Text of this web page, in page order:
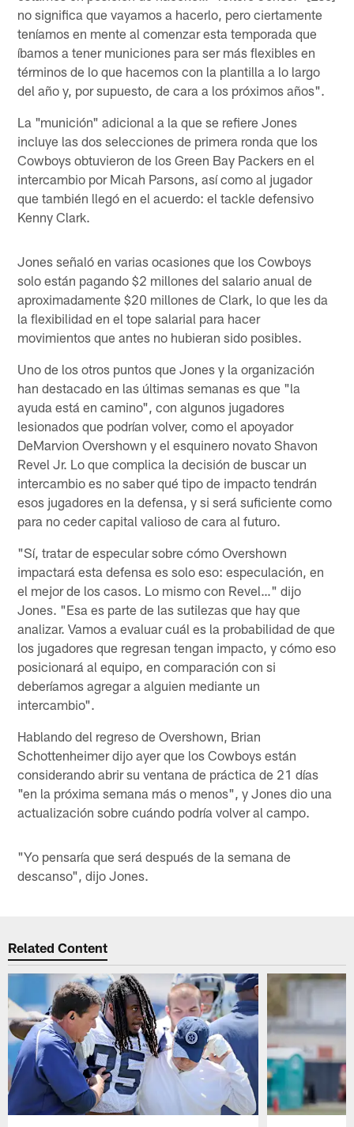
no significa que vayamos a hacerlo, pero ciertamente
teníamos en mente al comenzar esta temporada que
íbamos a tener municiones para ser más flexibles en
términos de lo que hacemos con la plantilla a lo largo
del año y, por supuesto, de cara a los próximos años".
La "munición" adicional a la que se refiere Jones
incluye las dos selecciones de primera ronda que los
Cowboys obtuvieron de los Green Bay Packers en el
intercambio por Micah Parsons, así como al jugador
que también llegó en el acuerdo: el tackle defensivo
Kenny Clark.
Jones señaló en varias ocasiones que los Cowboys
solo están pagando $2 millones del salario anual de
aproximadamente $20 millones de Clark, lo que les da
la flexibilidad en el tope salarial para hacer
movimientos que antes no hubieran sido posibles.
Uno de los otros puntos que Jones y la organización
han destacado en las últimas semanas es que "la
ayuda está en camino", con algunos jugadores
lesionados que podrían volver, como el apoyador
DeMarvion Overshown y el esquinero novato Shavon
Revel Jr. Lo que complica la decisión de buscar un
intercambio es no saber qué tipo de impacto tendrán
esos jugadores en la defensa, y si será suficiente como
para no ceder capital valioso de cara al futuro.
"Sí, tratar de especular sobre cómo Overshown
impactará esta defensa es solo eso: especulación, en
el mejor de los casos. Lo mismo con Revel…" dijo
Jones. "Esa es parte de las sutilezas que hay que
analizar. Vamos a evaluar cuál es la probabilidad de que
los jugadores que regresan tengan impacto, y cómo eso
posicionará al equipo, en comparación con si
deberíamos agregar a alguien mediante un
intercambio".
Hablando del regreso de Overshown, Brian
Schottenheimer dijo ayer que los Cowboys están
considerando abrir su ventana de práctica de 21 días
"en la próxima semana más o menos", y Jones dio una
actualización sobre cuándo podría volver al campo.
"Yo pensaría que será después de la semana de
descanso", dijo Jones.
Related Content